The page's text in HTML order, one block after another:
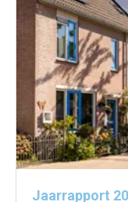
Jaarrapport